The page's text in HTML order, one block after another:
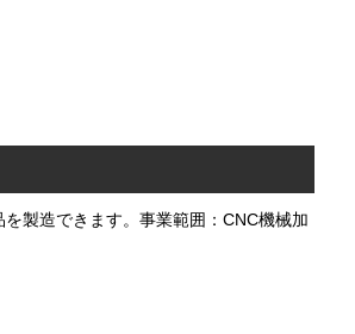
製造できます。事業範囲：CNC機械加